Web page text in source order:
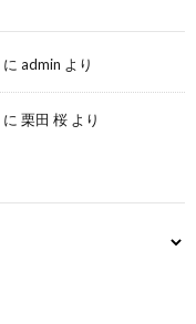
に admin より
に 栗田 桜 より